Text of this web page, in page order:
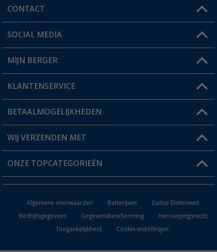
CONTACT
Een vraag?
Winkel vinden
SOCIAL MEDIA
MIJN BERGER
Mijn account
Status bestelling
Verlanglijstje
KLANTENSERVICE
FAQ & Contact
Verzendinformatie
Catalogus
BETAALMOGELIJKHEDEN
WIJ VERZENDEN MET
ONZE TOPCATEGORIEËN
Keukenaccessoires
Campingmeubilair
Algemene voorwaarden Batterijwet
Duitse Elektrowet
Bedrijfsgegevens
Gegevensbescherming
Herroepingsrecht
Toegankelijkheid
Cookie-instellingen